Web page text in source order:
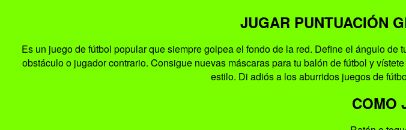
JUGAR PUNTUACIÓN
Es un juego de fútbol popular que siempre golpea el fondo de la red. Define el ángulo
obstáculo o jugador contrario. Consigue nuevas máscaras para tu balón de fútbol y
estilo. Di adiós a los aburridos juegos de
COMO